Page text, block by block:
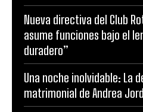
Nueva directiva del Club
asume funciones bajo el
duradero”
Una noche inolvidable: La
matrimonial de Andrea